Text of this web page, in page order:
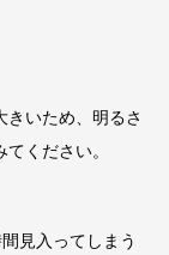
きいため、明るさ
ください。
見入ってしまう